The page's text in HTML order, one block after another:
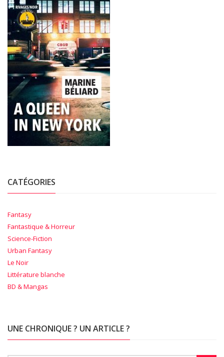
CATÉGORIES
Fantasy
Fantastique & Horreur
Science-Fiction
Urban Fantasy
Le Noir
Littérature blanche
BD & Mangas
UNE CHRONIQUE ? UN ARTICLE ?